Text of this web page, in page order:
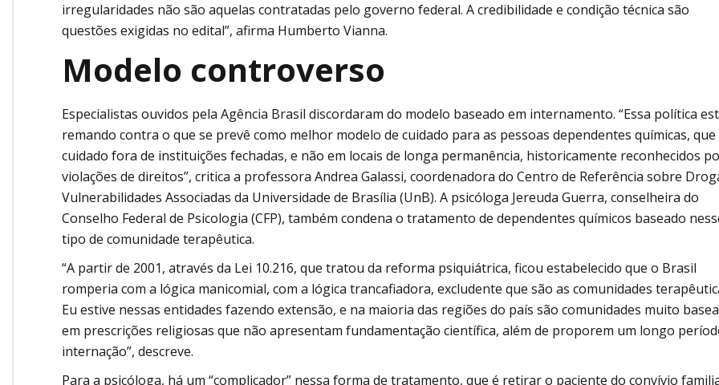
irregularidades não são aquelas contratadas pelo governo federal. A credibilidade e condição técnica são
questões exigidas no edital”, afirma Humberto Vianna.
Modelo controverso
Especialistas ouvidos pela Agência Brasil discordaram do modelo baseado em internamento. “Essa política
remando contra o que se prevê como melhor modelo de cuidado para as pessoas dependentes químicas, que
cuidado fora de instituições fechadas, e não em locais de longa permanência, historicamente reconhecidos
violações de direitos”, critica a professora Andrea Galassi, coordenadora do Centro de Referência sobre
Vulnerabilidades Associadas da Universidade de Brasília (UnB). A psicóloga Jereuda Guerra, conselheira do
Conselho Federal de Psicologia (CFP), também condena o tratamento de dependentes químicos baseado
tipo de comunidade terapêutica.
“A partir de 2001, através da Lei 10.216, que tratou da reforma psiquiátrica, ficou estabelecido que o Brasil
romperia com a lógica manicomial, com a lógica trancafiadora, excludente que são as comunidades
Eu estive nessas entidades fazendo extensão, e na maioria das regiões do país são comunidades muito
em prescrições religiosas que não apresentam fundamentação científica, além de proporem um longo
internação”, descreve.
Para a psicóloga, há um “complicador” nessa forma de tratamento, que é retirar o paciente do convívio